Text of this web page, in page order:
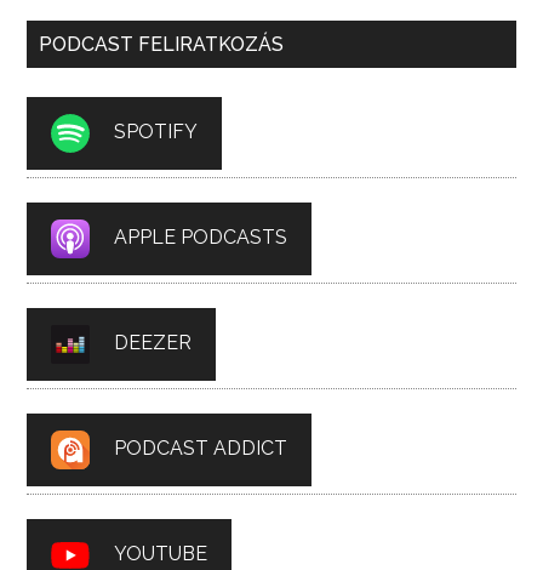
PODCAST FELIRATKOZÁS
SPOTIFY
APPLE PODCASTS
DEEZER
PODCAST ADDICT
YOUTUBE